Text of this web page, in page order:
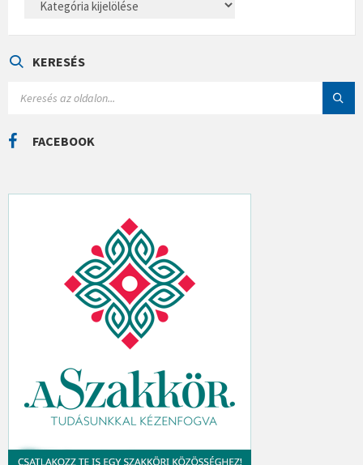
E
Á
KERESÉS
C
H
FACEBOOK